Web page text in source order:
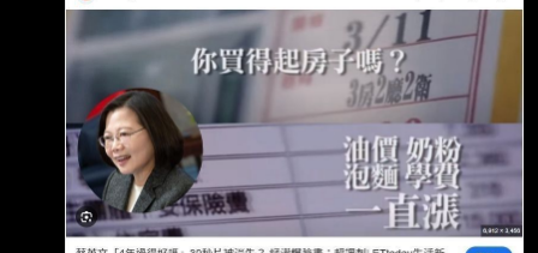
意狂掉 有沒有物價狂漲的八卦？ --
https://i.imgur.com/edDklnN.gif --